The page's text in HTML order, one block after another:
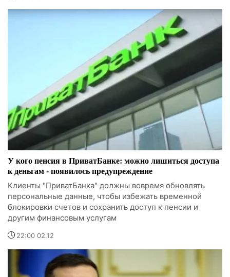
У кого пенсия в ПриватБанке: можно лишиться доступа
к деньгам - появилось предупреждение
Клиенты "ПриватБанка" должны вовремя обновлять
персональные данные, чтобы избежать временной
блокировки счетов и сохранить доступ к пенсии и
другим финансовым услугам
22:00 02.12